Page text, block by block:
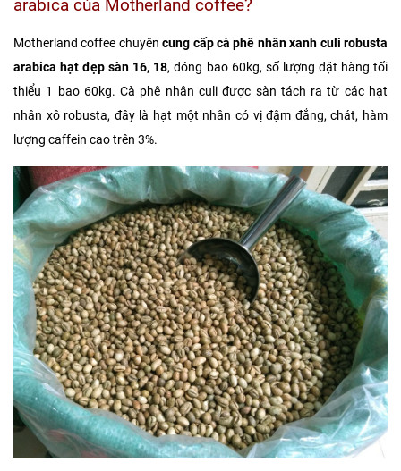
arabica của Motherland coffee?
Motherland coffee chuyêncung cấp cà phê nhân xanh culi robusta
arabica hạt đẹp sàn 16, 18, đóng bao 60kg, số lượng đặt hàng tối
thiểu 1 bao 60kg. Cà phê nhân culi được sàn tách ra từ các hạt
nhân xô robusta, đây là hạt một nhân có vị đậm đắng, chát, hàm
lượng caffein cao trên 3%.